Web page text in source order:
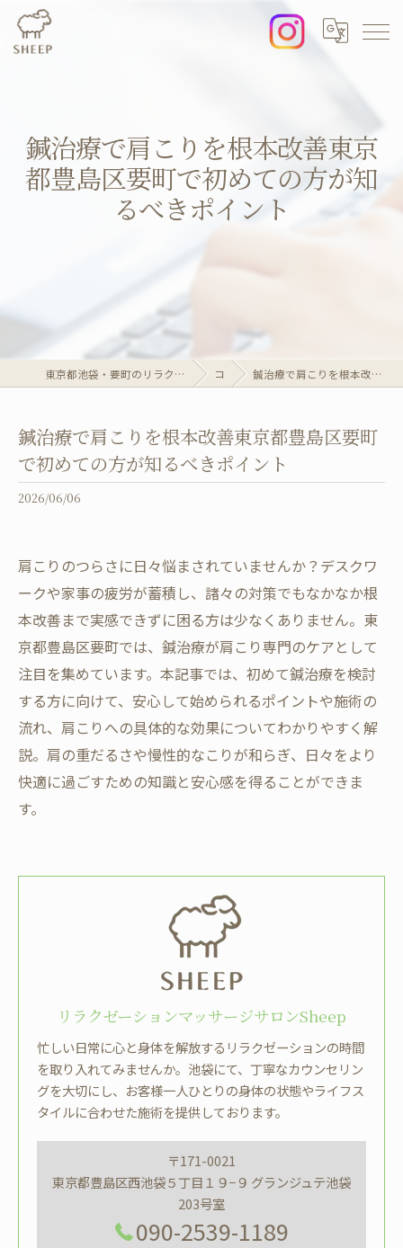
鍼治療で肩こりを根本改善東京
都豊島区要町で初めての方が知
るべきポイント
東京都池袋・要町のリラクゼーションならリラクゼーションマッサージサロンSheep コラム 鍼治療で肩こりを根本改善東京都豊島区要町で初めての方が知るべきポイント
鍼治療で肩こりを根本改善東京都豊島区要町
で初めての方が知るべきポイント
2026/06/06
肩こりのつらさに日々悩まされていませんか？デスクワ
ークや家事の疲労が蓄積し、諸々の対策でもなかなか根
本改善まで実感できずに困る方は少なくありません。東
京都豊島区要町では、鍼治療が肩こり専門のケアとして
注目を集めています。本記事では、初めて鍼治療を検討
する方に向けて、安心して始められるポイントや施術の
流れ、肩こりへの具体的な効果についてわかりやすく解
説。肩の重だるさや慢性的なこりが和らぎ、日々をより
快適に過ごすための知識と安心感を得ることができま
す。
リラクゼーションマッサージサロンSheep
忙しい日常に心と身体を解放するリラクゼーションの時間
を取り入れてみませんか。池袋にて、丁寧なカウンセリン
グを大切にし、お客様一人ひとりの身体の状態やライフス
タイルに合わせた施術を提供しております。
〒171-0021
東京都豊島区西池袋５丁目１９−９ グランジュテ池袋
203号室
090-2539-1189